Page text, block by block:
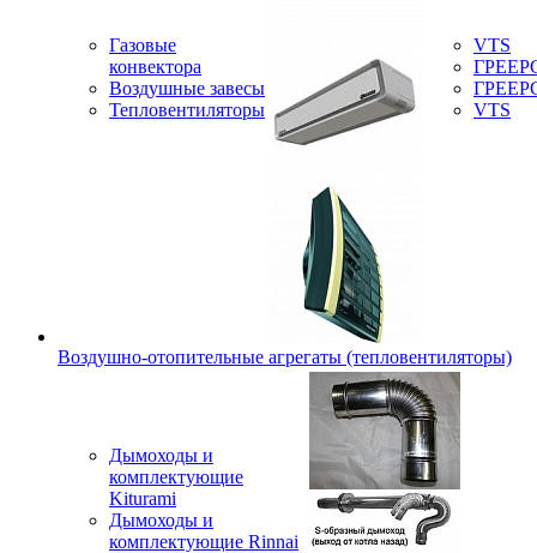
Газовые
конвектора
Воздушные завесы
Тепловентиляторы
VTS
VTS
Воздушно-отопительные агрегаты (тепловентиляторы)
Дымоходы и
комплектующие
Kiturami
Дымоходы и
комплектующие Rinnai